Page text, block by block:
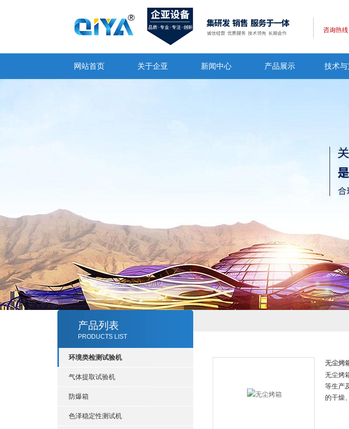
网站首页 关于企亚 新闻中心 产品展示 技术与
产品列表
PRODUCTS LIST
环境类检测试验机
气体提取试验机
防爆箱
色泽稳定性测试机
无尘烤
无尘烤
等生产
的干燥